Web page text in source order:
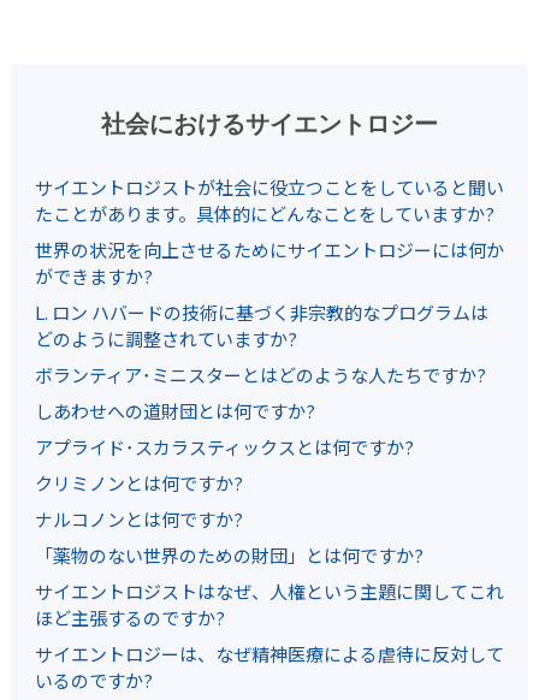
社会におけるサイエントロジー
サイエントロジストが社会に役立つことをしていると聞い
たことがあります。具体的にどんなことをしていますか?
世界の状況を向上させるためにサイエントロジーには何か
ができますか?
L. ロン ハバードの技術に基づく非宗教的なプログラムは
どのように調整されていますか?
ボランティア･ミニスターとはどのような人たちですか?
しあわせへの道財団とは何ですか?
アプライド･スカラスティックスとは何ですか?
クリミノンとは何ですか?
ナルコノンとは何ですか?
「薬物のない世界のための財団」とは何ですか?
サイエントロジストはなぜ、人権という主題に関してこれ
ほど主張するのですか?
サイエントロジーは、なぜ精神医療による虐待に反対して
いるのですか?